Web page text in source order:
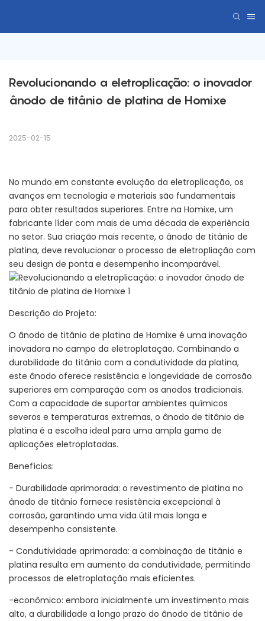
Revolucionando a eletroplicação: o inovador
ânodo de titânio de platina de Homixe
2025-02-15
No mundo em constante evolução da eletroplicação, os
avanços em tecnologia e materiais são fundamentais
para obter resultados superiores. Entre na Homixe, um
fabricante líder com mais de uma década de experiência
no setor. Sua criação mais recente, o ânodo de titânio de
platina, deve revolucionar o processo de eletropliação com
seu design de ponta e desempenho incomparável.
Descrição do Projeto:
O ânodo de titânio de platina de Homixe é uma inovação
inovadora no campo da eletroplatação. Combinando a
durabilidade do titânio com a condutividade da platina,
este ânodo oferece resistência e longevidade de corrosão
superiores em comparação com os anodos tradicionais.
Com a capacidade de suportar ambientes químicos
severos e temperaturas extremas, o ânodo de titânio de
platina é a escolha ideal para uma ampla gama de
aplicações eletroplatadas.
Benefícios:
- Durabilidade aprimorada: o revestimento de platina no
ânodo de titânio fornece resistência excepcional à
corrosão, garantindo uma vida útil mais longa e
desempenho consistente.
- Condutividade aprimorada: a combinação de titânio e
platina resulta em aumento da condutividade, permitindo
processos de eletroplatação mais eficientes.
-econômico: embora inicialmente um investimento mais
alto, a durabilidade a longo prazo do ânodo de titânio de